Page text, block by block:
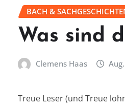
BACH &
Was sind
Clemens Haas
Treue Leser (und Treue